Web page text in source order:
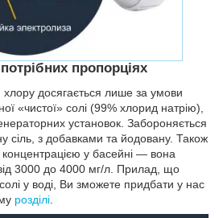
пропорціях
досягається лише за умови
«чистої» солі (99% хлорид натрію),
установок. Забороняється
сіль, з добавками та йодовану. Також
концентрацією у басейні — вона
3000 до 4000 мг/л. Прилад, що
у воді, Ви зможете придбати у нас
розділі